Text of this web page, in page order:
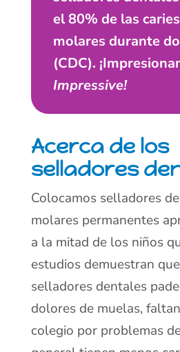
el 80% de las
molares durante
(CDC).
Impressive!
Acerca de los
selladores
Colocamos selladores
molares permanentes
a la mitad de los niños
estudios demuestran
selladores dentales
dolores de muelas,
colegio por problemas